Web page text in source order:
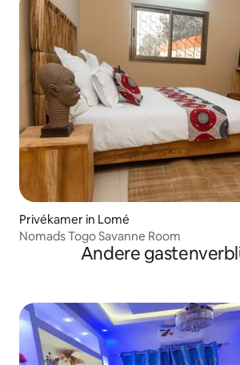
Privékamer in Lomé
Nomads Togo Savanne Room
Andere